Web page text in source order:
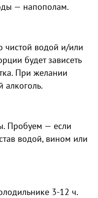
— напополам.
чистой водой и/или
будет зависеть
При желании
Пробуем — если
водой, вином или
3-12 ч.